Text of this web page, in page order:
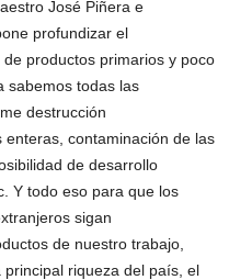
José Piñera e
profundizar el
de productos primarios y poco
sabemos todas las
destrucción
contaminación de las
de desarrollo
Y todo eso para que los
sigan
de nuestro trabajo,
riqueza del país, el